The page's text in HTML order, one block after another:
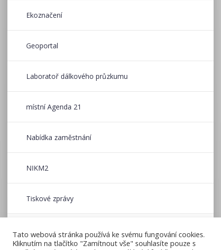
Ekoznačení
Geoportal
Laboratoř dálkového průzkumu
místní Agenda 21
Nabídka zaměstnání
NIKM2
Tiskové zprávy
Tato webová stránka používá ke svému fungování cookies.
Kliknutím na tlačítko "Zamítnout vše" souhlasíte pouze s